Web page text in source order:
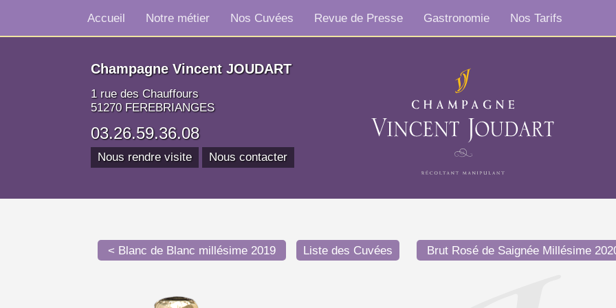
Accueil Notre métier Nos Cuvées Revue de Presse Gastronomie Nos Tarifs
Champagne Vincent JOUDART
1 rue des Chauffours
51270 FEREBRIANGES
03.26.59.36.08
Nous rendre visite Nous contacter
< Blanc de Blanc millésime 2019 Liste des Cuvées Brut Rosé de Saignée Millésime